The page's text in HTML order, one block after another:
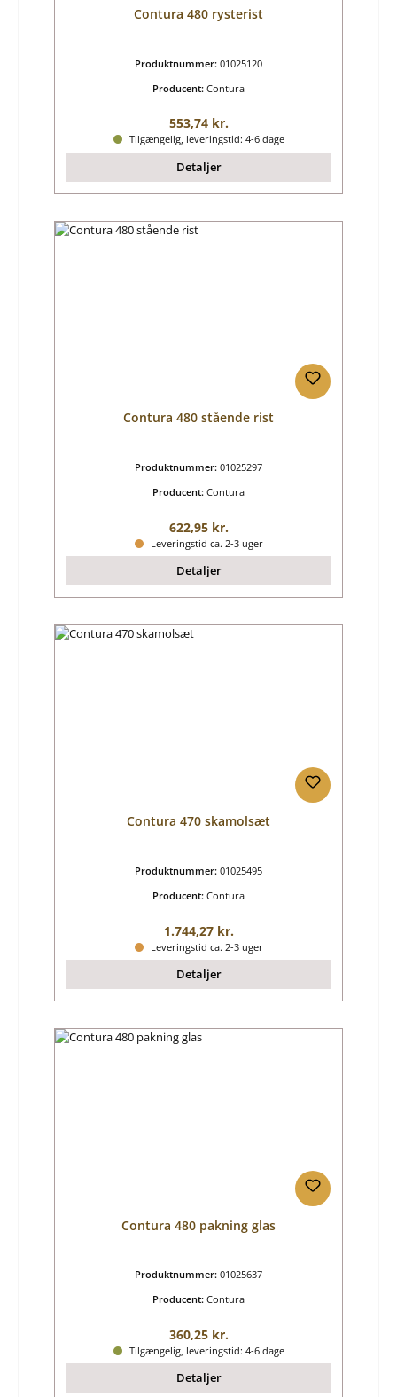
Contura 480 rysterist
Produktnummer: 01025120
Producent: Contura
Almindelig pris:
553,74 kr.
Tilgængelig, leveringstid: 4-6 dage
Detaljer
Contura 480 stående rist
Produktnummer: 01025297
Producent: Contura
Almindelig pris:
622,95 kr.
Leveringstid ca. 2-3 uger
Detaljer
Contura 470 skamolsæt
Produktnummer: 01025495
Producent: Contura
Almindelig pris:
1.744,27 kr.
Leveringstid ca. 2-3 uger
Detaljer
Contura 480 pakning glas
Produktnummer: 01025637
Producent: Contura
Almindelig pris:
360,25 kr.
Tilgængelig, leveringstid: 4-6 dage
Detaljer